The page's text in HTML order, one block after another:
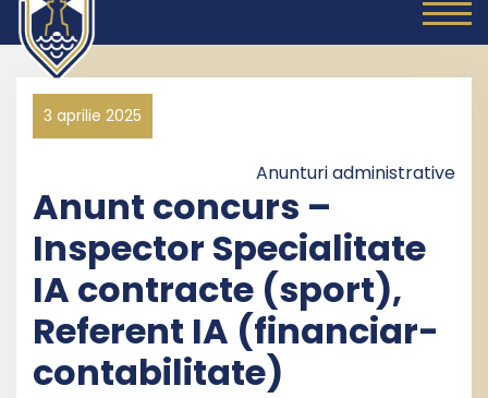
3 aprilie 2025
Anunturi administrative
Anunt concurs –
Inspector Specialitate
IA contracte (sport),
Referent IA (financiar-
contabilitate)